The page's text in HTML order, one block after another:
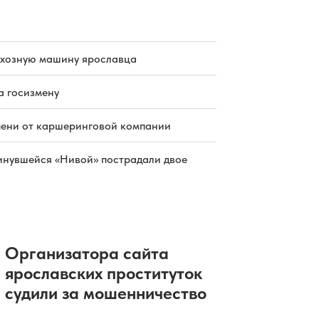
машину ярославца
госизмену
от каршеринговой компании
«Нивой» пострадали двое
Организатора сайта
ярославских проституток
судили за мошенничество